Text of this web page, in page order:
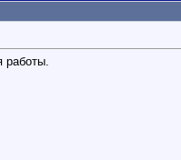
работы.